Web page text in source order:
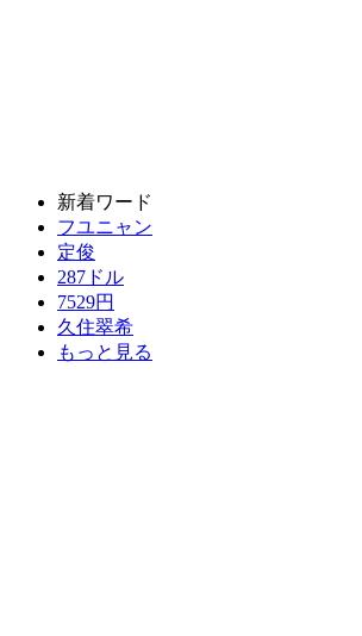
新着ワード
フユニャン
定俊
287ドル
7529円
久住翠希
もっと見る